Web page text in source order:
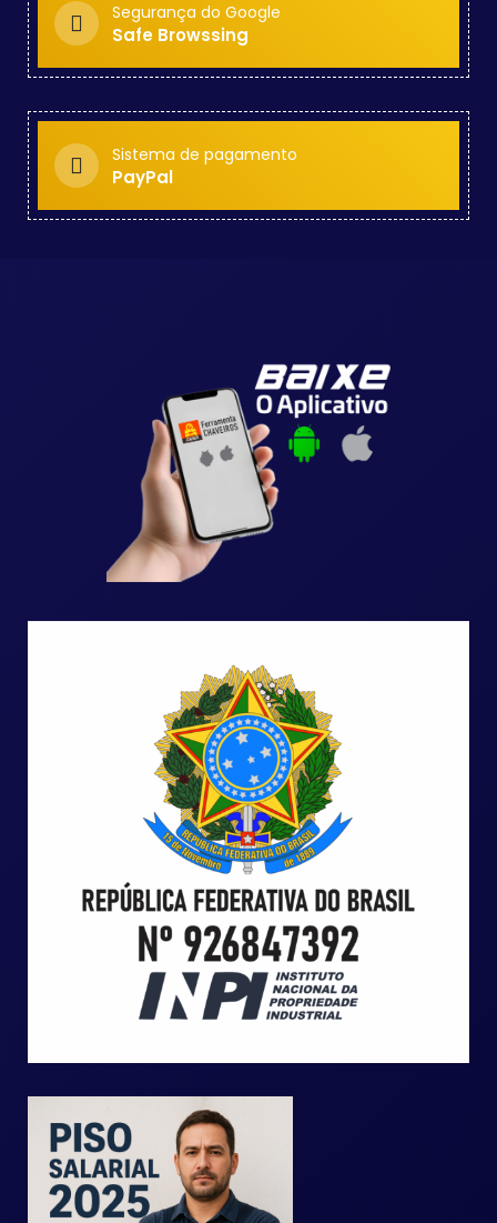
Segurança do Google
Safe Browssing
Sistema de pagamento
PayPal